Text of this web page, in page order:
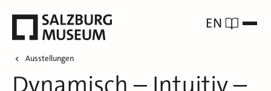
EN
Ausstellungen